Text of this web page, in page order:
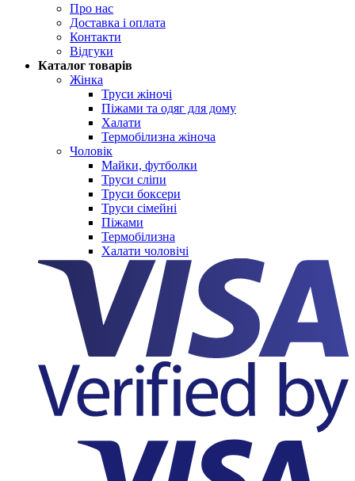
Про нас
Доставка і оплата
Контакти
Відгуки
Каталог товарів
Жінка
Труси жіночі
Піжами та одяг для дому
Халати
Термобілизна жіноча
Чоловік
Майки, футболки
Труси сліпи
Труси боксери
Труси сімейні
Піжами
Термобілизна
Халати чоловічі